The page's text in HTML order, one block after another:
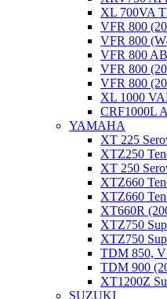
XL 700VA
VFR 800
VFR 800
VFR 800
VFR 800
VFR 800
XL 1000
CRF1000L
YAMAHA
XT 225
XTZ250
XT 250
XTZ660
XTZ660
XT660R
XTZ750
XTZ750
TDM 850, V
TDM 900
XT1200Z
SUZUKI